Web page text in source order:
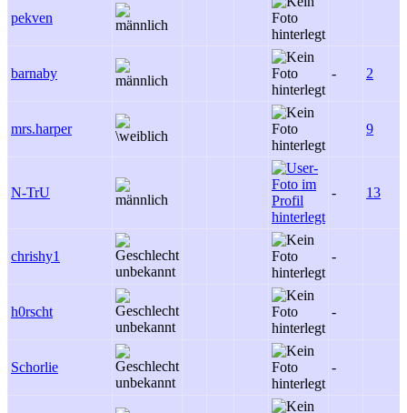
pekven
barnaby - 2
mrs.harper 9
N-TrU - 13
chrishy1 -
h0rscht -
Schorlie -